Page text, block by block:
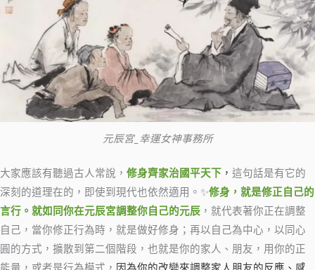
元辰宮_幸運女神事務所
大家應該有聽過古人常說， 修身齊家治國平天下 ， 這句話是有它的
深刻的道理在的，即使到現代也依然適用。✨修身，就是修正自己的
言行。就如同你在元辰宮調整你自己的元辰 ，就代表著你正在調整
自己，當你修正行為時，就是做好修身；再以自己為中心，以同心
圓的方式，擴散到第二個階段，也就是你的家人、朋友，用你的正